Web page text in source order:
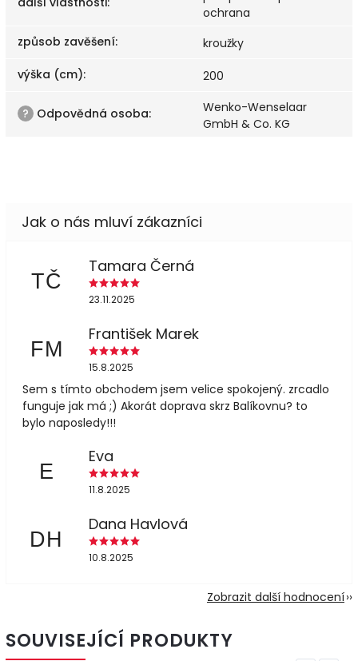
ochrana
způsob zavěšení:
kroužky
výška (cm): 200
? Odpovědná osoba:
Wenko-Wenselaar
GmbH & Co. KG
TČ
Tamara Černá
23.11.2025
FM
František Marek
15.8.2025
Sem s tímto obchodem jsem velice spokojený. zrcadlo
funguje jak má ;) Akorát doprava skrz Balíkovnu? to
bylo naposledy!!!
E
Eva
11.8.2025
DH
Dana Havlová
10.8.2025
Zobrazit další hodnocení
SOUVISEJÍCÍ PRODUKTY